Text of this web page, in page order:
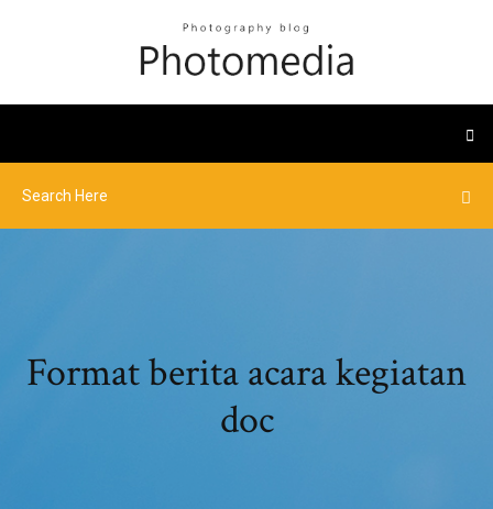
Format berita acara kegiatan
doc